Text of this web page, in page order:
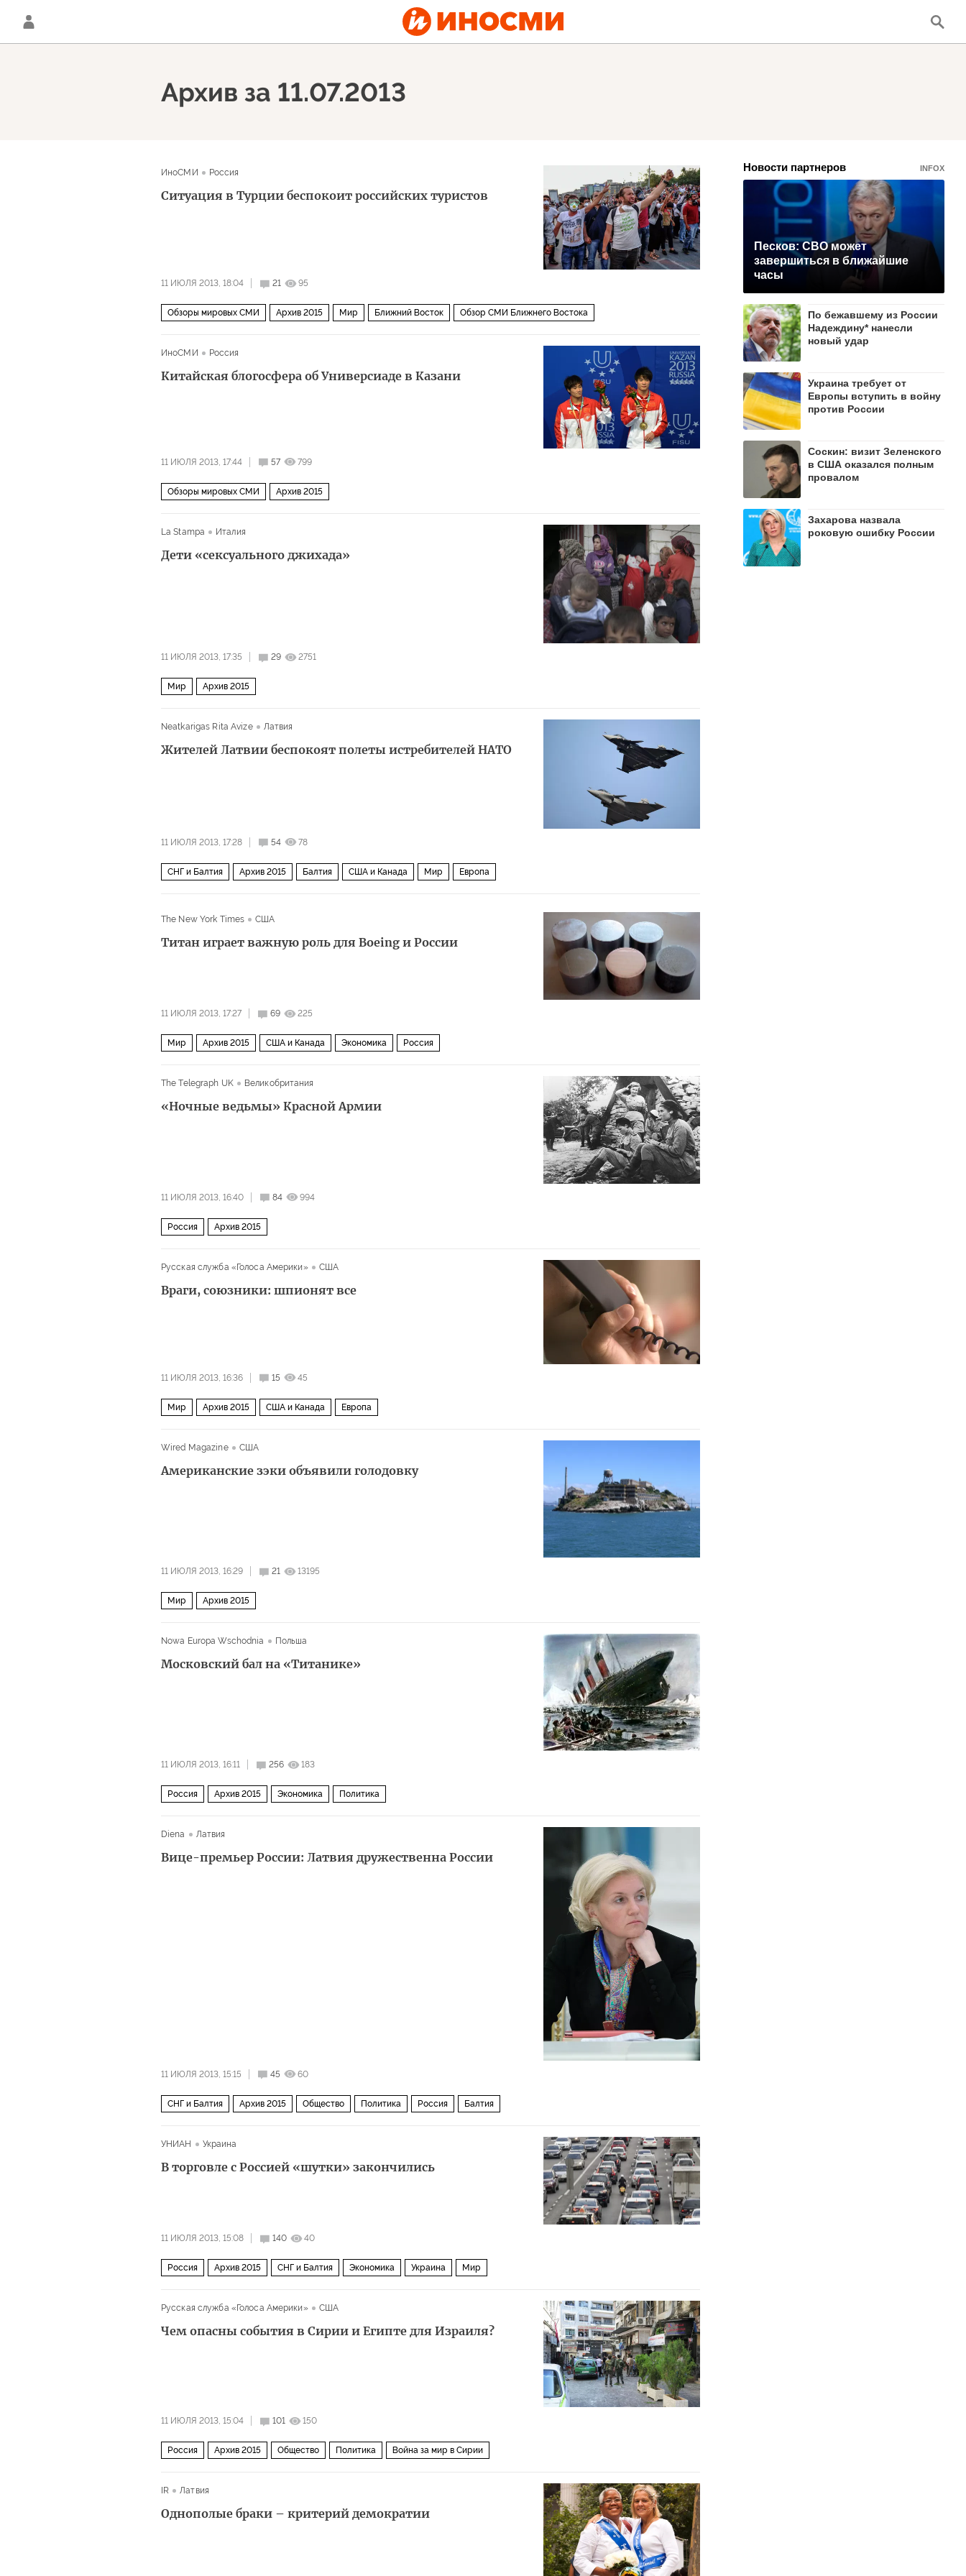
Архив за 11.07.2013
ИноСМИ Россия
Ситуация в Турции беспокоит российских туристов
11 ИЮЛЯ 2013, 18:04 21 95
Обзоры мировых СМИ Архив 2015 Мир Ближний Восток Обзор СМИ Ближнего Востока
ИноСМИ Россия
Китайская блогосфера об Универсиаде в Казани
11 ИЮЛЯ 2013, 17:44 57 799
Обзоры мировых СМИ Архив 2015
La Stampa Италия
Дети «сексуального джихада»
11 ИЮЛЯ 2013, 17:35 29 2751
Мир Архив 2015
Neatkarigas Rita Avize Латвия
Жителей Латвии беспокоят полеты истребителей НАТО
11 ИЮЛЯ 2013, 17:28 54 78
СНГ и Балтия Архив 2015 Балтия США и Канада Мир Европа
The New York Times США
Титан играет важную роль для Boeing и России
11 ИЮЛЯ 2013, 17:27 69 225
Мир Архив 2015 США и Канада Экономика Россия
The Telegraph UK Великобритания
«Ночные ведьмы» Красной Армии
11 ИЮЛЯ 2013, 16:40 84 994
Россия Архив 2015
Русская служба «Голоса Америки» США
Враги, союзники: шпионят все
11 ИЮЛЯ 2013, 16:36 15 45
Мир Архив 2015 США и Канада Европа
Wired Magazine США
Американские зэки объявили голодовку
11 ИЮЛЯ 2013, 16:29 21 13195
Мир Архив 2015
Nowa Europa Wschodnia Польша
Московский бал на «Титанике»
11 ИЮЛЯ 2013, 16:11 256 183
Россия Архив 2015 Экономика Политика
Diena Латвия
Вице-премьер России: Латвия дружественна России
11 ИЮЛЯ 2013, 15:15 45 60
СНГ и Балтия Архив 2015 Общество Политика Россия Балтия
УНИАН Украина
В торговле с Россией «шутки» закончились
11 ИЮЛЯ 2013, 15:08 140 40
Россия Архив 2015 СНГ и Балтия Экономика Украина Мир
Русская служба «Голоса Америки» США
Чем опасны события в Сирии и Египте для Израиля?
11 ИЮЛЯ 2013, 15:04 101 150
Россия Архив 2015 Общество Политика Война за мир в Сирии
IR Латвия
Однополые браки – критерий демократии
Новости партнеров INFOX
Песков: СВО может
завершиться в ближайшие
часы
По бежавшему из России
Надеждину* нанесли
новый удар
Украина требует от
Европы вступить в войну
против России
Соскин: визит Зеленского
в США оказался полным
провалом
Захарова назвала
роковую ошибку России